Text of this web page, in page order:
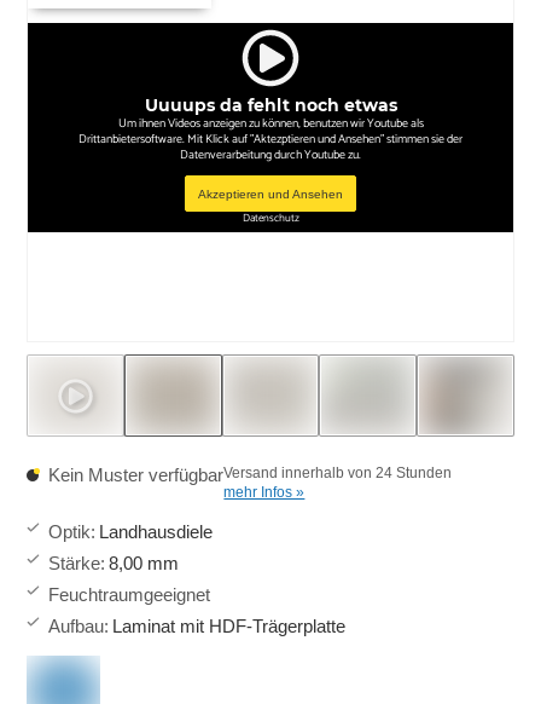
Uuuups da fehlt noch etwas
Um ihnen Videos anzeigen zu können, benutzen wir Youtube als
Drittanbietersoftware. Mit Klick auf "Aktezptieren und Ansehen" stimmen sie der
Datenverarbeitung durch Youtube zu.
Akzeptieren und Ansehen
Datenschutz
Kein Muster verfügbarVersand innerhalb von 24 Stunden
mehr Infos »
Optik: Landhausdiele
Stärke: 8,00 mm
Feuchtraumgeeignet
Aufbau: Laminat mit HDF-Trägerplatte